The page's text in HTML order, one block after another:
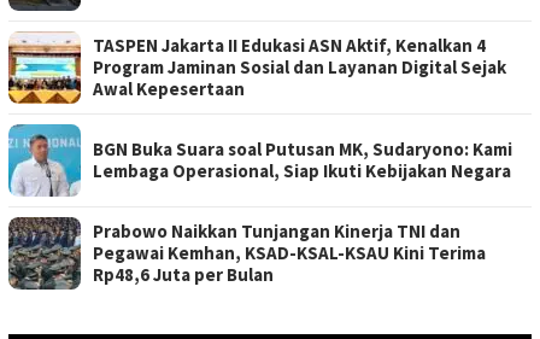
TASPEN Jakarta II Edukasi ASN Aktif, Kenalkan 4
Program Jaminan Sosial dan Layanan Digital Sejak
Awal Kepesertaan
BGN Buka Suara soal Putusan MK, Sudaryono: Kami
Lembaga Operasional, Siap Ikuti Kebijakan Negara
Prabowo Naikkan Tunjangan Kinerja TNI dan
Pegawai Kemhan, KSAD-KSAL-KSAU Kini Terima
Rp48,6 Juta per Bulan